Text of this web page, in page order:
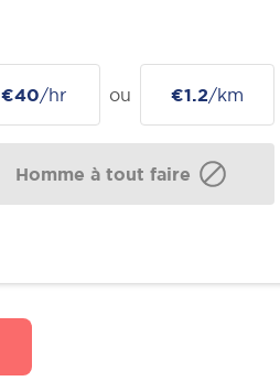
€40/hr ou €1.2/km
Homme à tout faire